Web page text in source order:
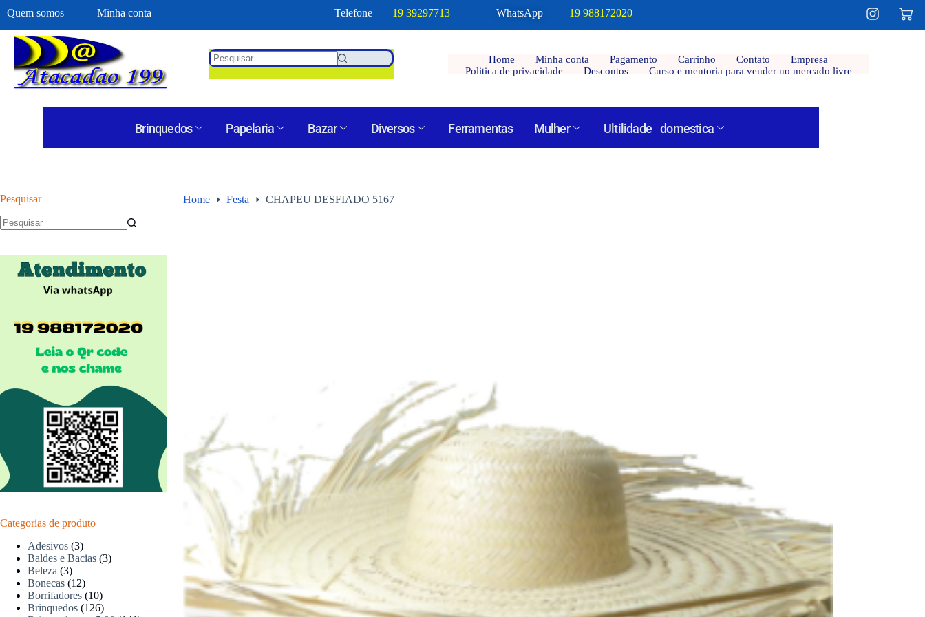
Quem somos Minha conta Telefone 19 39297713 WhatsApp 19 988172020
Home Minha conta Pagamento Carrinho Contato
Empresa
Politica de privacidade
Descontos Curso e mentoria para vender no mercado livre
Brinquedos Papelaria Bazar Diversos Ferramentas Mulher Ultilidade domestica
Home Festa CHAPEU DESFIADO 5167
Pesquisar
Categorias de produto
Adesivos (3)
Baldes e Bacias (3)
Beleza (3)
Bonecas (12)
Borrifadores (10)
Brinquedos (126)